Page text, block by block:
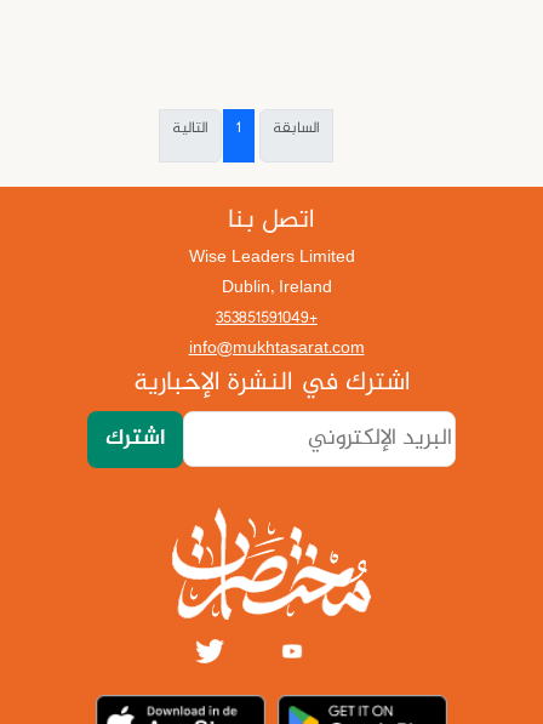
السابقة 1 التالية
اتصل بنا
Wise Leaders Limited
Dublin, Ireland
+353851591049
info@mukhtasarat.com
اشترك في النشرة الإخبارية
اشترك